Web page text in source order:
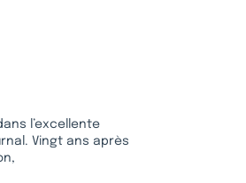
l’excellente
Vingt ans après